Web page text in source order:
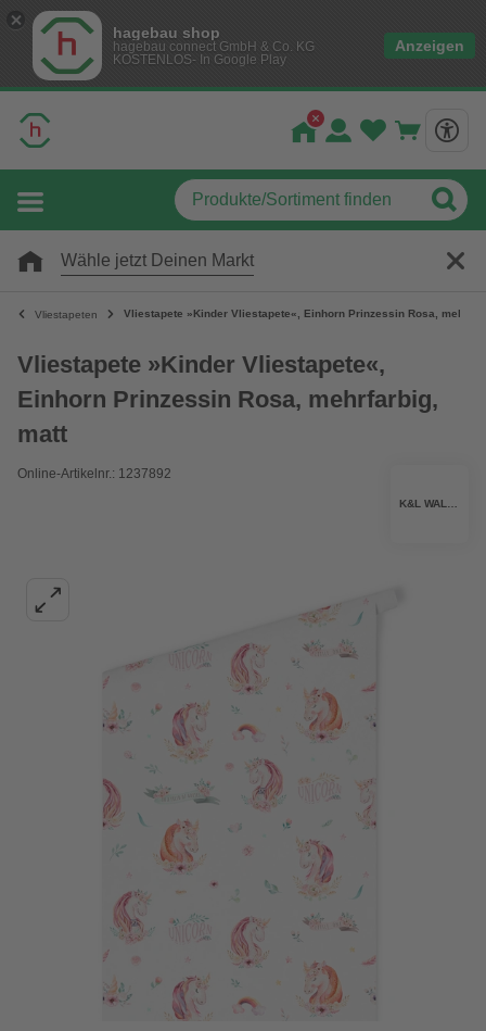
hagebau shop
hagebau connect GmbH & Co. KG
KOSTENLOS- In Google Play
Anzeigen
Wähle jetzt Deinen Markt
Vliestapeten Vliestapete »Kinder Vliestapete«, Einhorn Prinzessin Rosa,
Vliestapete »Kinder Vliestapete«,
Einhorn Prinzessin Rosa, mehrfarbig,
matt
Online-Artikelnr.: 1237892